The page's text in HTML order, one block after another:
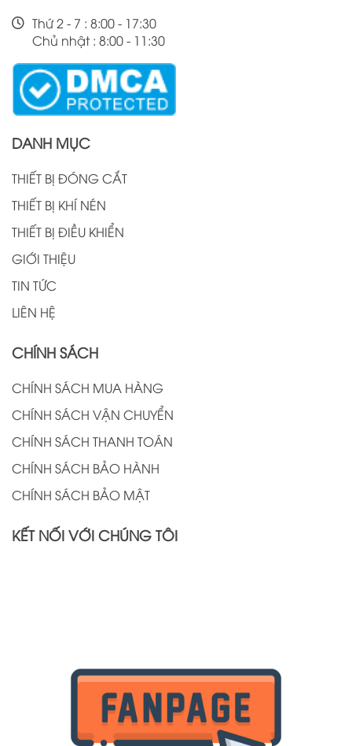
Thứ 2 - 7 : 8:00 - 17:30
Chủ nhật : 8:00 - 11:30
DANH MỤC
THIẾT BỊ ĐÓNG CẮT
THIẾT BỊ KHÍ NÉN
THIẾT BỊ ĐIỀU KHIỂN
GIỚI THIỆU
TIN TỨC
LIÊN HỆ
CHÍNH SÁCH
CHÍNH SÁCH MUA HÀNG
CHÍNH SÁCH VẬN CHUYỂN
CHÍNH SÁCH THANH TOÁN
CHÍNH SÁCH BẢO HÀNH
CHÍNH SÁCH BẢO MẬT
KẾT NỐI VỚI CHÚNG TÔI